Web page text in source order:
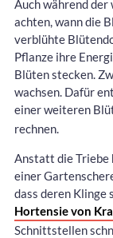
Auch während
achten, wann die
verblühte
Pflanze ihre
Blüten stecken.
wachsen. Dafür
einer weiteren
rechnen.
Anstatt die Triebe
einer
dass deren Klinge
Hortensie von
Schnittstellen